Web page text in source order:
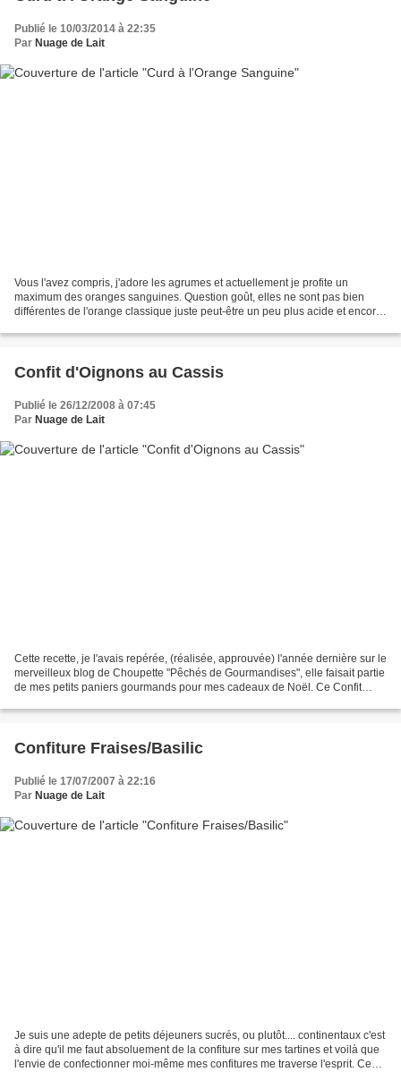
Publié le 10/03/2014 à 22:35
Par Nuage de Lait
Vous l'avez compris, j'adore les agrumes et actuellement je profite un
maximum des oranges sanguines. Question goût, elles ne sont pas bien
différentes de l'orange classique juste peut-être un peu plus acide et encore
Confit d'Oignons au Cassis
Publié le 26/12/2008 à 07:45
Par Nuage de Lait
Cette recette, je l'avais repérée, (réalisée, approuvée) l'année dernière sur le
merveilleux blog de Choupette "Pêchés de Gourmandises", elle faisait partie
de mes petits paniers gourmands pour mes cadeaux de Noël. Ce Confit
Confiture Fraises/Basilic
Publié le 17/07/2007 à 22:16
Par Nuage de Lait
Je suis une adepte de petits déjeuners sucrés, ou plutôt.... continentaux c'est
à dire qu'il me faut absoluement de la confiture sur mes tartines et voilà que
l'envie de confectionner moi-même mes confitures me traverse l'esprit. Ce